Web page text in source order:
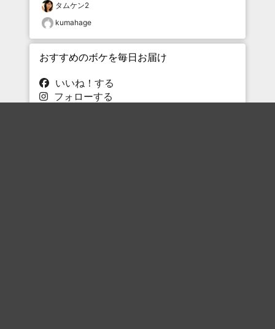
タムケン2
kumahage
おすすめのボケを毎日お届け
いいね！する
フォローする